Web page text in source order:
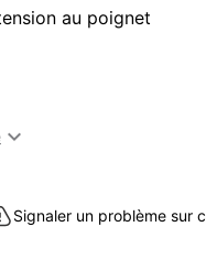
au poignet

Signaler un problème sur